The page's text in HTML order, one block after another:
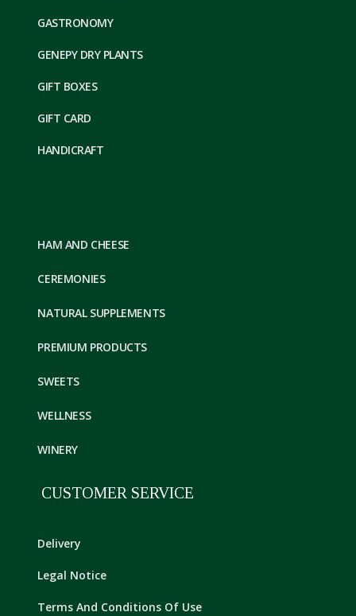
GASTRONOMY
GENEPY DRY PLANTS
GIFT BOXES
GIFT CARD
HANDICRAFT
HAM AND CHEESE
CEREMONIES
NATURAL SUPPLEMENTS
PREMIUM PRODUCTS
SWEETS
WELLNESS
WINERY
CUSTOMER SERVICE
Delivery
Legal Notice
Terms And Conditions Of Use